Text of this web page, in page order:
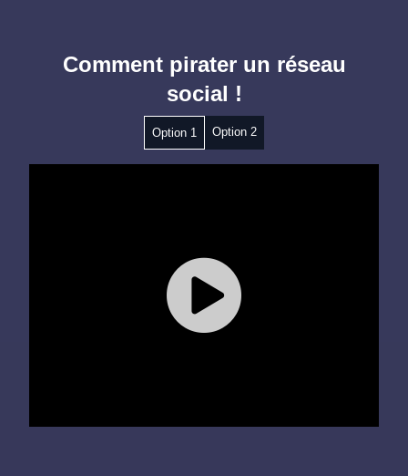
Comment pirater un réseau
social !
Option 1 Option 2